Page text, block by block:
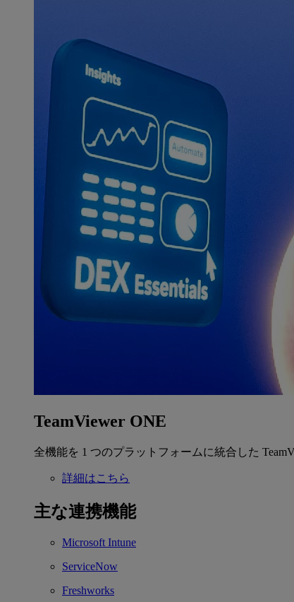
TeamViewer ONE
全機能を 1 つのプラットフォームに統合した
詳細はこちら
主な連携機能
Microsoft Intune
ServiceNow
Freshworks